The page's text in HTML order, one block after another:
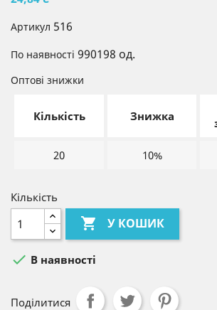
Артикул 516
По наявності 990198 од.
Оптові знижки
Кількість Знижка
20 10%
Кількість
 У КОШИК
 В наявності
Поділитися